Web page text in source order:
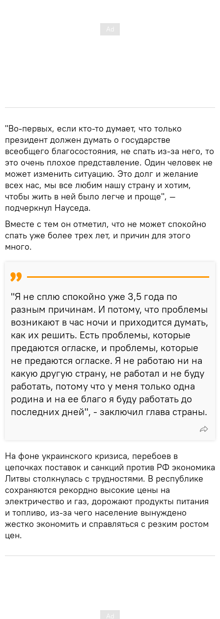
"Во-первых, если кто-то думает, что только
президент должен думать о государстве
всеобщего благосостояния, не спать из-за него, то
это очень плохое представление. Один человек не
может изменить ситуацию. Это долг и желание
всех нас, мы все любим нашу страну и хотим,
чтобы жить в ней было легче и проще", —
подчеркнул Науседа.
Вместе с тем он отметил, что не может спокойно
спать уже более трех лет, и причин для этого
много.
"Я не сплю спокойно уже 3,5 года по
разным причинам. И потому, что проблемы
возникают в час ночи и приходится думать,
как их решить. Есть проблемы, которые
предаются огласке, и проблемы, которые
не предаются огласке. Я не работаю ни на
какую другую страну, не работал и не буду
работать, потому что у меня только одна
родина и на ее благо я буду работать до
последних дней", - заключил глава страны.
На фоне украинского кризиса, перебоев в
цепочках поставок и санкций против РФ экономика
Литвы столкнулась с трудностями. В республике
сохраняются рекордно высокие цены на
электричество и газ, дорожают продукты питания
и топливо, из-за чего население вынуждено
жестко экономить и справляться с резким ростом
цен.